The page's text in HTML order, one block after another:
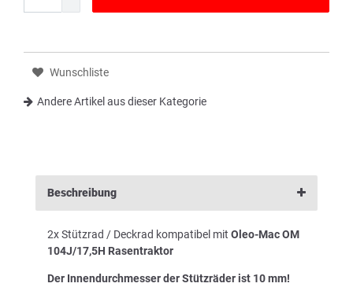
Wunschliste
Andere Artikel aus dieser Kategorie
Beschreibung
2x Stützrad / Deckrad kompatibel mit Oleo-Mac OM
104J/17,5H Rasentraktor
Der Innendurchmesser der Stützräder ist 10 mm!